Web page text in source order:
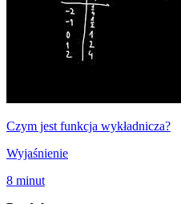
Czym jest funkcja wykładnicza?
Wyjaśnienie
8 minut